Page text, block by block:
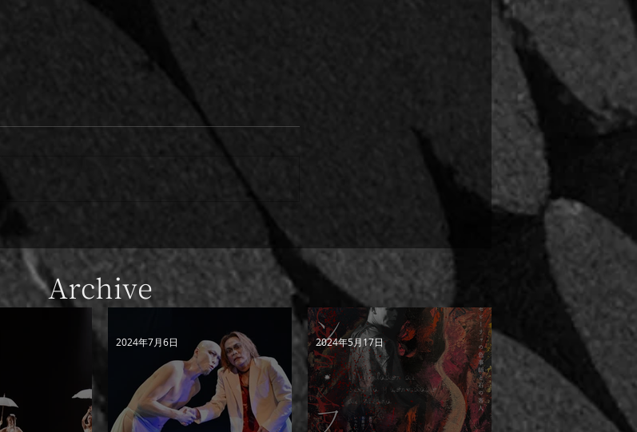
アル」紙 田尻陽一インタビュ
ー
Archive
2024年7月6日 2024年5月17日